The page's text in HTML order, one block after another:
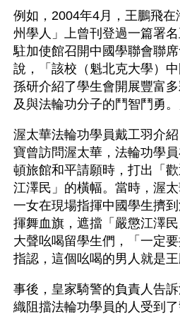
例如，2004年4月，王鵬飛
州學人」上曾刊登過一篇署
駐加使館召開中國學聯會聯
說，「該校（魁北克大學）
孫研介紹了學生會開展豐富
及與法輪功分子的鬥智鬥勇。
渥太華法輪功學員戴工羽介
寶曾訪問渥太華，法輪功學
頓旅館和平請願時，打出「
江澤民」的橫幅。當時，渥
一女在現場指揮中國學生擠
揮舞血旗，遮擋「嚴懲江澤
大聲吆喝留學生們，「一定
指認，這個吆喝的男人就是王
事後，皇家騎警的負責人告
織阻擋法輪功學員的人受到了